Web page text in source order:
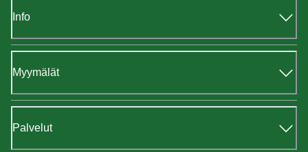
Info
Myymälät
Palvelut